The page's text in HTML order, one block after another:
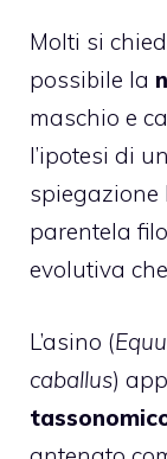
Molti si
possibile la
maschio e
l’ipotesi di
spiegazione
parentela
evolutiva
L’asino (
caballus)